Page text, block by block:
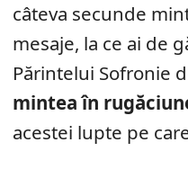
câteva secunde
mesaje, la ce ai de
Părintelui Sofronie
mintea în
acestei lupte pe